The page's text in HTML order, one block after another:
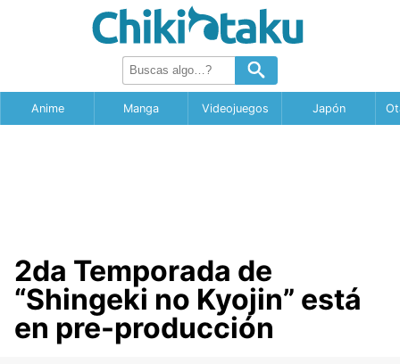
Anime Manga Videojuegos Japón
2da Temporada de
“Shingeki no Kyojin” está
en pre-producción